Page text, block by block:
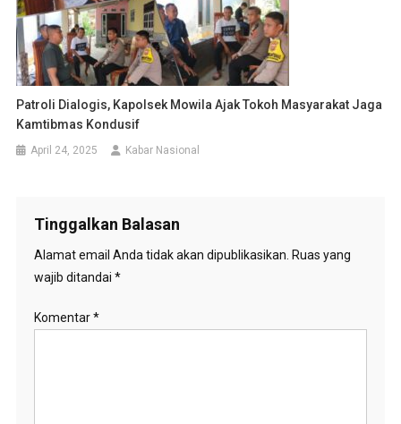
Patroli Dialogis, Kapolsek Mowila Ajak Tokoh Masyarakat Jaga
Kamtibmas Kondusif
April 24, 2025 Kabar Nasional
Tinggalkan Balasan
Alamat email Anda tidak akan dipublikasikan. Ruas yang
wajib ditandai *
Komentar*